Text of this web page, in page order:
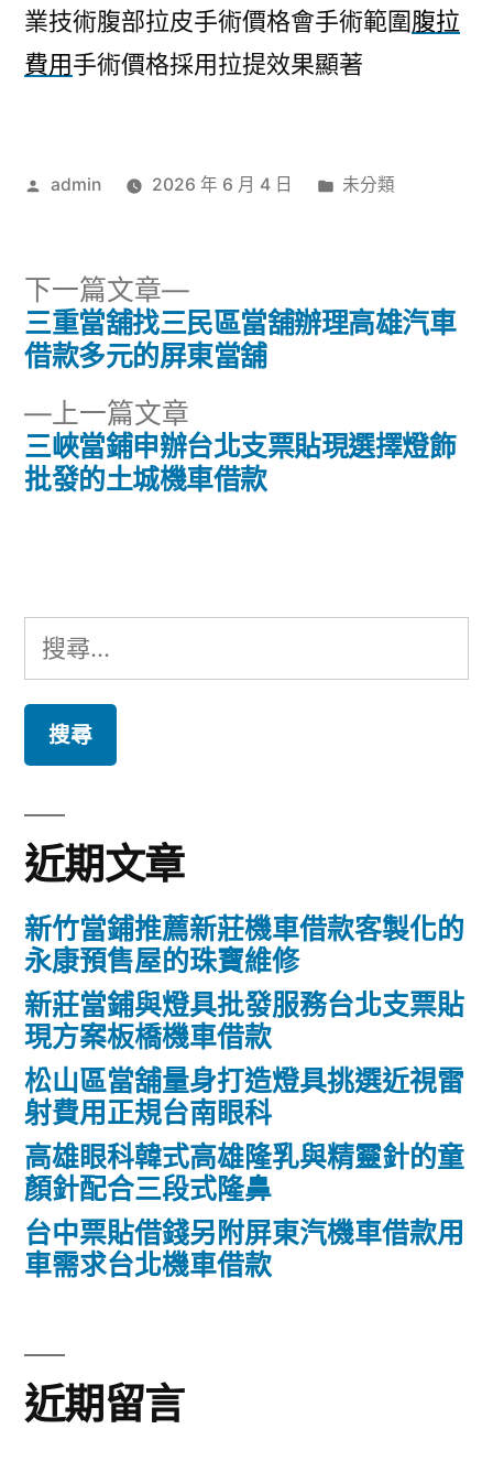
業技術腹部拉皮手術價格會手術範圍腹拉
費用手術價格採用拉提效果顯著
作
admin 2026 年 6 月 4 日
分
未分類
文
導
覽
上一篇文章
一
篇
三峽當鋪申辦台北支票貼現選擇燈飾
批發的土城機車借款
下一篇文章
下
一
篇
三重當舖找三民區當舖辦理高雄汽車
借款多元的屏東當舖
搜
尋
鍵
字:
近期文章
新竹當鋪推薦新莊機車借款客製化的
永康預售屋的珠寶維修
新莊當鋪與燈具批發服務台北支票貼
現方案板橋機車借款
松山區當舖量身打造燈具挑選近視雷
射費用正規台南眼科
高雄眼科韓式高雄隆乳與精靈針的童
顏針配合三段式隆鼻
台中票貼借錢另附屏東汽機車借款用
車需求台北機車借款
近期留言